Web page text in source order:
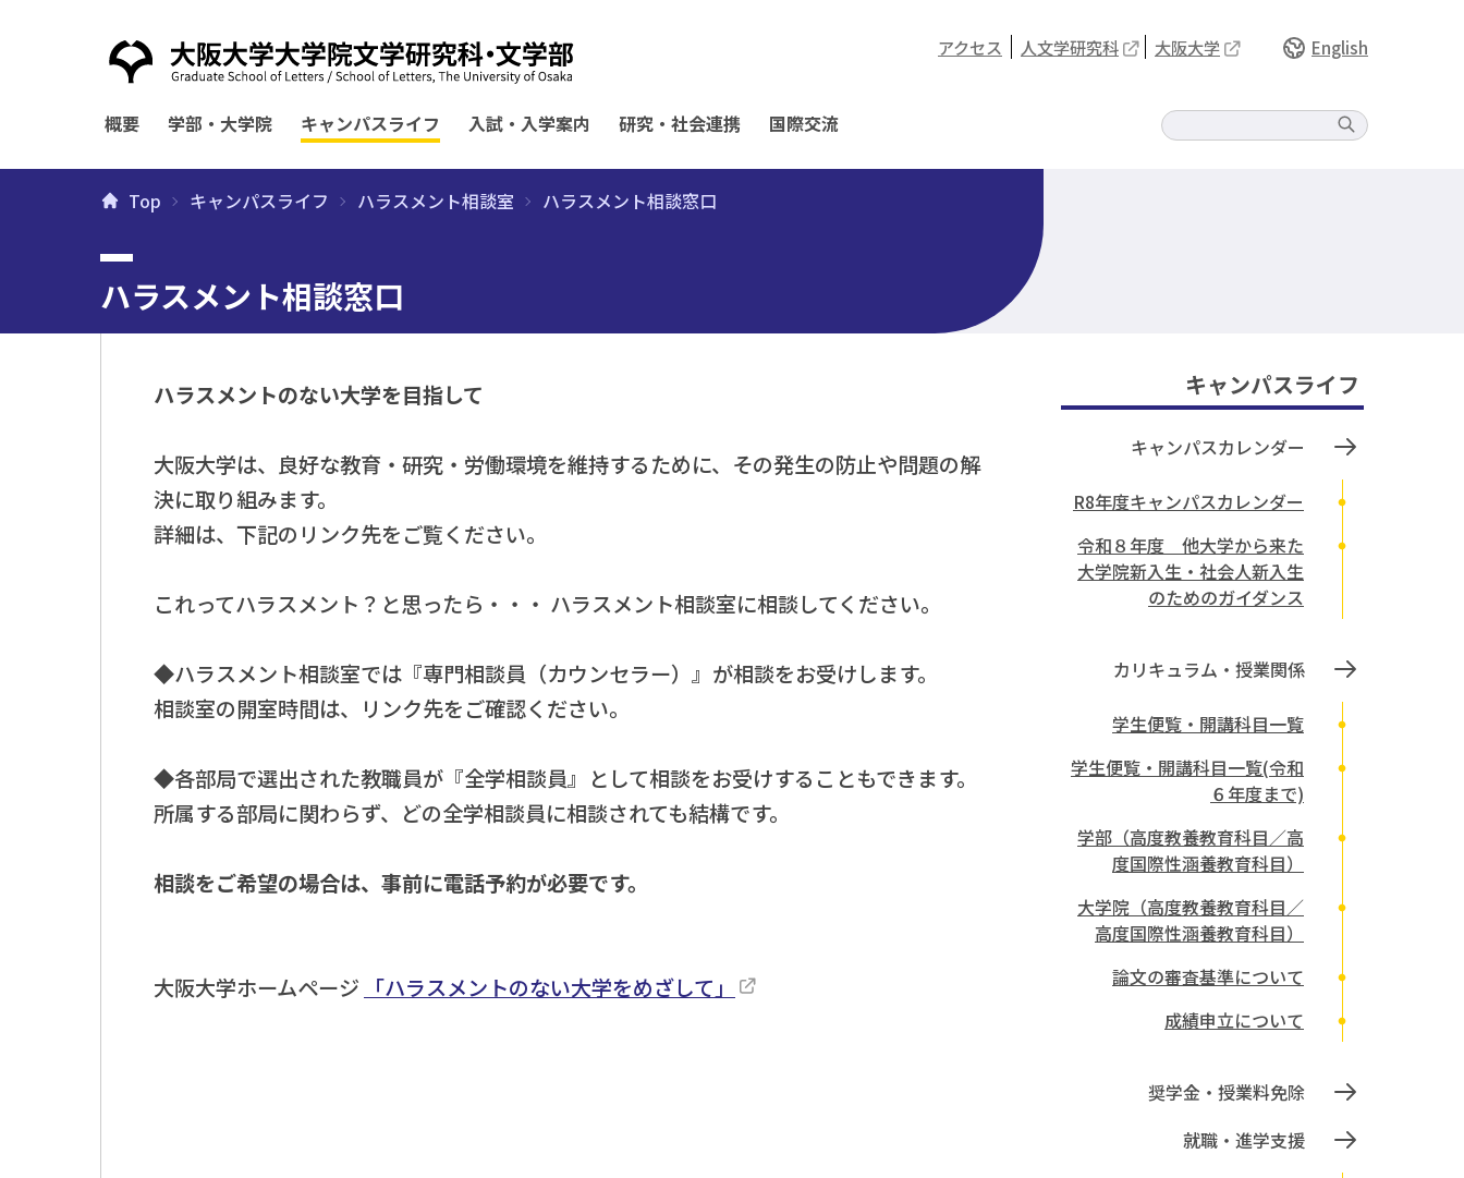
アクセス 人文学研究科 大阪大学 English
概要 学部・大学院 キャンパスライフ 入試・入学案内 研究・社会連携 国際交流
Top キャンパスライフ ハラスメント相談室 ハラスメント相談窓口
ハラスメント相談窓口
ハラスメントのない大学を目指して
大阪大学は、良好な教育・研究・労働環境を維持するために、その発生の防止や問題の解
決に取り組みます。
詳細は、下記のリンク先をご覧ください。
これってハラスメント？と思ったら・・・ ハラスメント相談室に相談してください。
◆ハラスメント相談室では『専門相談員（カウンセラー）』が相談をお受けします。
相談室の開室時間は、リンク先をご確認ください。
◆各部局で選出された教職員が『全学相談員』として相談をお受けすることもできます。
所属する部局に関わらず、どの全学相談員に相談されても結構です。
相談をご希望の場合は、事前に電話予約が必要です。
大阪大学ホームページ 「ハラスメントのない大学をめざして」
キャンパスライフ
キャンパスカレンダー
R8年度キャンパスカレンダー
令和８年度 他大学から来た
大学院新入生・社会人新入生
のためのガイダンス
カリキュラム・授業関係
学生便覧・開講科目一覧
学生便覧・開講科目一覧(令和
６年度まで)
学部（高度教養教育科目／高
度国際性涵養教育科目）
大学院（高度教養教育科目／
高度国際性涵養教育科目）
論文の審査基準について
成績申立について
奨学金・授業料免除
就職・進学支援